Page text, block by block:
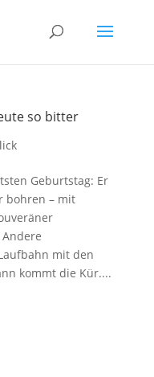
so bitter
Geburtstag: Er
bohren – mit
mit den
kommt die Kür....